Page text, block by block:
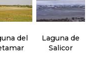
del
Laguna de
Salicor